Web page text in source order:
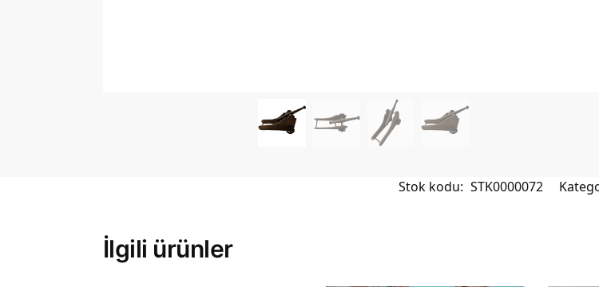
Stok kodu: STK0000072
İlgili ürünler